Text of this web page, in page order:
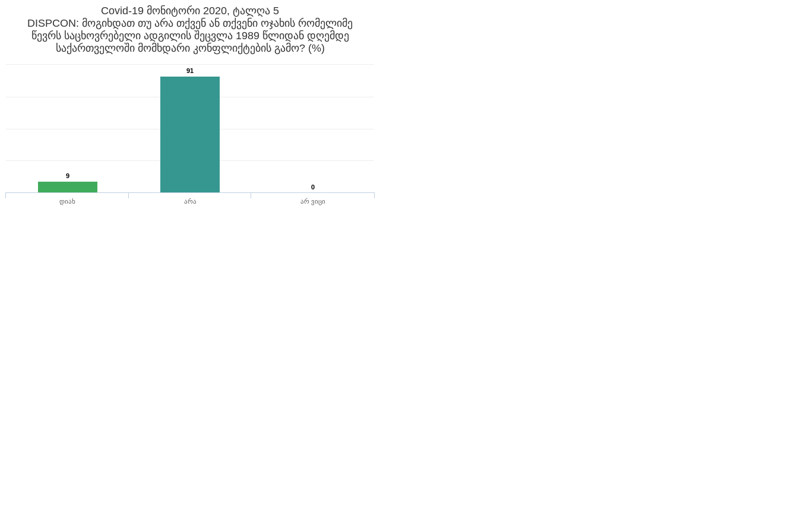
Covid-19 მონიტორი 2020, ტალღა 5
DISPCON: მოგიხდათ თუ არა თქვენ ან თქვენი ოჯახის რომელიმე
წევრს საცხოვრებელი ადგილის შეცვლა 1989 წლიდან დღემდე
საქართველოში მომხდარი კონფლიქტების გამო? (%)
9
91
0
დიახ არა არ ვიცი